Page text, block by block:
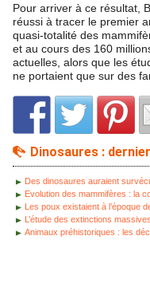
Pour arriver à ce résultat,
réussi à tracer le premier
quasi-totalité des
et au cours des 160
actuelles, alors que les
ne portaient que sur des
Dinosaures :
Des dinosaures auraient
Evolution des mammifères : la
Les poux existaient à l’époque
L’étude des extinctions
Animaux préhistoriques : les